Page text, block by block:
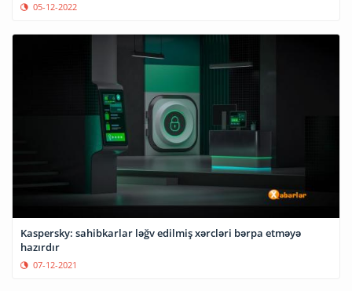
05-12-2022
Kaspersky: sahibkarlar ləğv edilmiş xərcləri bərpa etməyə
hazırdır
07-12-2021